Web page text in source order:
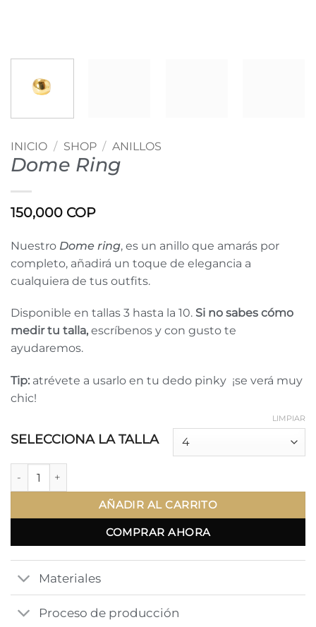
INICIO / SHOP / ANILLOS
Dome Ring
150,000 COP
Nuestro Dome ring, es un anillo que amarás por
completo, añadirá un toque de elegancia a
cualquiera de tus outfits.
Disponible en tallas 3 hasta la 10. Si no sabes cómo
medir tu talla, escríbenos y con gusto te
ayudaremos.
Tip: atrévete a usarlo en tu dedo pinky ¡se verá muy
chic!
SELECCIONA LA TALLA
LIMPIAR
Dome Ring cantidad
AÑADIR AL CARRITO
COMPRAR AHORA
Materiales
Proceso de producción